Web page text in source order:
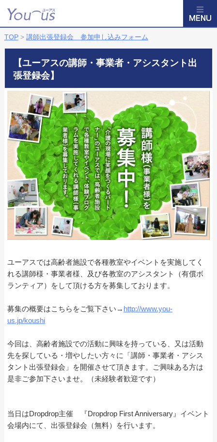
TOP > 講師出張登録会 参加申し込みフォーム
【ユーアスの講師・事業者・アシスタント出
張登録会】
ユーアスでは高齢者施設で各種教室やイベントを実施してく
れる講師様・事業者様、及び各教室のアシスタント（有償ボ
ランティア）をして頂ける方を募集しております。
募集の概要はこちらをご覧下さい→ http://www.you-
us.jp/koushi
今回は、高齢者施設での活動に興味を持っている、又は活動
先を探している・増やしたい方々に「講師・事業者・アシス
タント出張登録会」を開催させて頂きます。ご興味ある方は
是非ご参加下さいませ。（未経験者歓迎です）
当日はDropdrop主催 『Dropdrop First Anniversary』イベント
会場内にて、出張登録会（無料）を行います。